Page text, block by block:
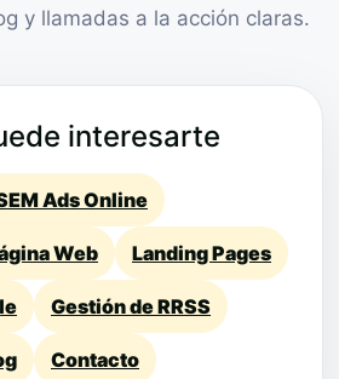
y llamadas a la acción claras.
interesarte
Ads Online
Web Landing Pages
Gestión de RRSS
Contacto